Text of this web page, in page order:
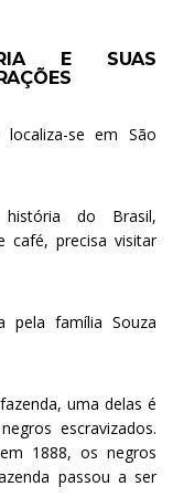
E SUAS
se em São
do Brasil,
café, precisa visitar
pela família Souza
uma delas é
escravizados.
1888, os negros
passou a ser